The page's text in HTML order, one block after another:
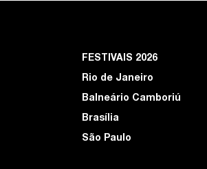
FESTIVAIS 2026
Rio de Janeiro
Balneário Camboriú
Brasília
São Paulo